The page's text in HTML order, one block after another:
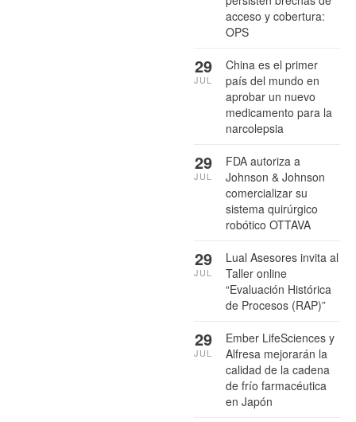
acceso y cobertura:
OPS
China es el primer
país del mundo en
aprobar un nuevo
medicamento para la
narcolepsia
29
JUL
FDA autoriza a
Johnson & Johnson
comercializar su
sistema quirúrgico
robótico OTTAVA
29
JUL
Lual Asesores invita al
Taller online
“Evaluación Histórica
de Procesos (RAP)”
29
JUL
Ember LifeSciences y
Alfresa mejorarán la
calidad de la cadena
de frío farmacéutica
en Japón
29
JUL